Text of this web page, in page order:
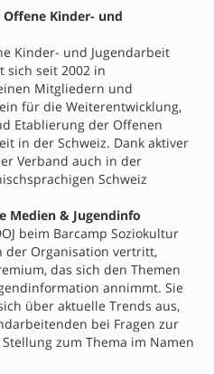
Offene Kinder- und
Kinder- und Jugendarbeit
sich seit 2002 in
Mitgliedern und
für die Weiterentwicklung,
Etablierung der Offenen
in der Schweiz. Dank aktiver
Verband auch in der
Schweiz
Medien & Jugendinfo
beim Barcamp Soziokultur
der Organisation vertritt,
das sich den Themen
annimmt. Sie
über aktuelle Trends aus,
bei Fragen zur
zum Thema im Namen